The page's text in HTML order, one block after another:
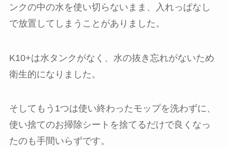
ンクの中の水を使い切らないまま、入れっぱなし
で放置してしまうことがありました。
K10+は水タンクがなく、水の抜き忘れがないため
衛生的になりました。
そしてもう1つは使い終わったモップを洗わずに、
使い捨てのお掃除シートを捨てるだけで良くなっ
たのも手間いらずです。